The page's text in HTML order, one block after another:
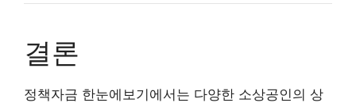
결론
정책자금 한눈에보기에서는 다양한 소상공인의 상